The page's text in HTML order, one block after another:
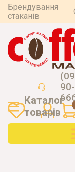
Брендування
стаканів
Каталог
товарiв